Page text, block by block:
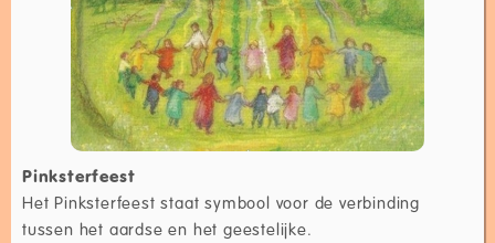
Pinksterfeest
Het Pinksterfeest staat symbool voor de verbinding
tussen het aardse en het geestelijke.